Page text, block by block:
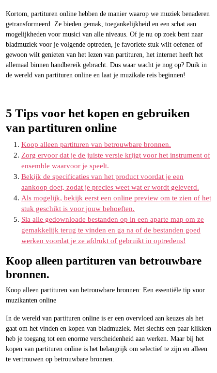
Kortom, partituren online hebben de manier waarop we muziek benaderen
getransformeerd. Ze bieden gemak, toegankelijkheid en een schat aan
mogelijkheden voor musici van alle niveaus. Of je nu op zoek bent naar
bladmuziek voor je volgende optreden, je favoriete stuk wilt oefenen of
gewoon wilt genieten van het lezen van partituren, het internet heeft het
allemaal binnen handbereik gebracht. Dus waar wacht je nog op? Duik in
de wereld van partituren online en laat je muzikale reis beginnen!
5 Tips voor het kopen en gebruiken
van partituren online
Koop alleen partituren van betrouwbare bronnen.
Zorg ervoor dat je de juiste versie krijgt voor het instrument of
ensemble waarvoor je speelt.
Bekijk de specificaties van het product voordat je een
aankoop doet, zodat je precies weet wat er wordt geleverd.
Als mogelijk, bekijk eerst een online preview om te zien of het
stuk geschikt is voor jouw behoeften.
Sla alle gedownloade bestanden op in een aparte map om ze
gemakkelijk terug te vinden en ga na of de bestanden goed
werken voordat je ze afdrukt of gebruikt in optredens!
Koop alleen partituren van betrouwbare
bronnen.
Koop alleen partituren van betrouwbare bronnen: Een essentiële tip voor
muzikanten online
In de wereld van partituren online is er een overvloed aan keuzes als het
gaat om het vinden en kopen van bladmuziek. Met slechts een paar klikken
heb je toegang tot een enorme verscheidenheid aan werken. Maar bij het
kopen van partituren online is het belangrijk om selectief te zijn en alleen
te vertrouwen op betrouwbare bronnen.